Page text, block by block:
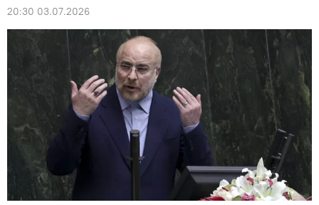
20:30 03.07.2026